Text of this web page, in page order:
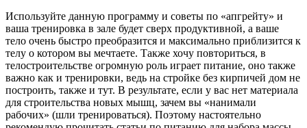
Используйте данную программу и советы по «апгрейту» и
ваша тренировка в зале будет сверх продуктивной, а ваше
тело очень быстро преобразится и максимально приблизится к
телу о котором вы мечтаете. Также хочу повториться, в
телостроительстве огромную роль играет питание, оно также
важно как и тренировки, ведь на стройке без кирпичей дом не
построить, также и тут. В результате, если у вас нет материала
для строительства новых мышц, зачем вы «нанимали
рабочих» (шли тренироваться). Поэтому настоятельно